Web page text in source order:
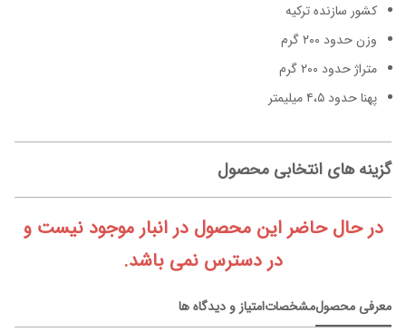
کشور سازنده ترکیه
وزن حدود ۲۰۰ گرم
متراژ حدود ۲۰۰ گرم
پهنا حدود ۴،۵ میلیمتر
گزینه های انتخابی محصول
در حال حاضر این محصول در انبار موجود نیست و
در دسترس نمی باشد.
معرفی محصولمشخصاتامتیاز و دیدگاه ها